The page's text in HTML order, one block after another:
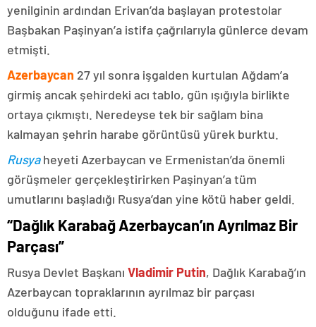
yenilginin ardından Erivan’da başlayan protestolar
Başbakan Paşinyan’a istifa çağrılarıyla günlerce devam
etmişti.
Azerbaycan 27 yıl sonra işgalden kurtulan Ağdam’a
girmiş ancak şehirdeki acı tablo, gün ışığıyla birlikte
ortaya çıkmıştı. Neredeyse tek bir sağlam bina
kalmayan şehrin harabe görüntüsü yürek burktu.
Rusyaheyeti Azerbaycan ve Ermenistan’da önemli
görüşmeler gerçekleştirirken Paşinyan’a tüm
umutlarını başladığı Rusya’dan yine kötü haber geldi.
“Dağlık Karabağ Azerbaycan’ın Ayrılmaz Bir
Parçası”
Rusya Devlet Başkanı Vladimir Putin, Dağlık Karabağ’ın
Azerbaycan topraklarının ayrılmaz bir parçası
olduğunu ifade etti.